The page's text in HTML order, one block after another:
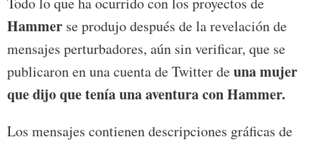
Hammer se produjo después de la revelación de
mensajes perturbadores, aún sin verificar, que se
publicaron en una cuenta de Twitter deuna mujer
que dijo que tenía una aventura con Hammer.
Los mensajes contienen descripciones gráficas de